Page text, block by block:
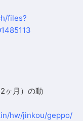
files?
ヶ月）の動
hw/jinkou/geppo/